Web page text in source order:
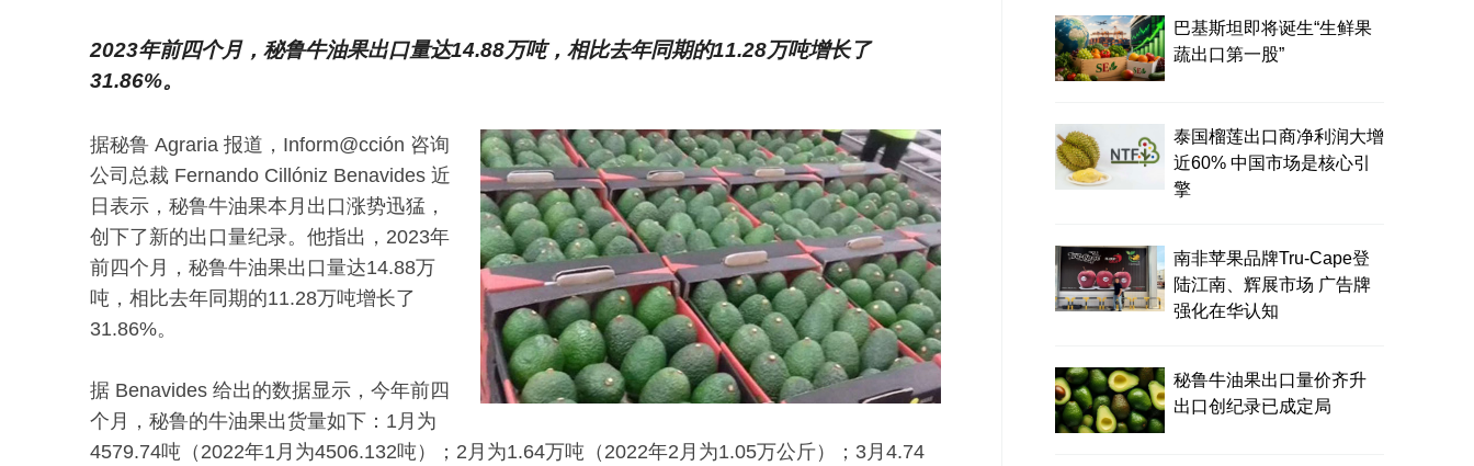
2023年前四个月，秘鲁牛油果出口量达14.88万吨，相比去年同期的11.28万吨增长了
31.86%。
据秘鲁 Agraria 报道，Inform@cción 咨询
公司总裁 Fernando Cillóniz Benavides 近
日表示，秘鲁牛油果本月出口涨势迅猛，
创下了新的出口量纪录。他指出，2023年
前四个月，秘鲁牛油果出口量达14.88万
吨，相比去年同期的11.28万吨增长了
31.86%。
据 Benavides 给出的数据显示，今年前四
个月，秘鲁的牛油果出货量如下：1月为
4579.74吨（2022年1月为4506.132吨）；2月为1.64万吨（2022年2月为1.05万公斤）；3月4.74
巴基斯坦即将诞生“生鲜果
蔬出口第一股”
泰国榴莲出口商净利润大增
近60% 中国市场是核心引
擎
南非苹果品牌Tru-Cape登
陆江南、辉展市场 广告牌
强化在华认知
秘鲁牛油果出口量价齐升
出口创纪录已成定局